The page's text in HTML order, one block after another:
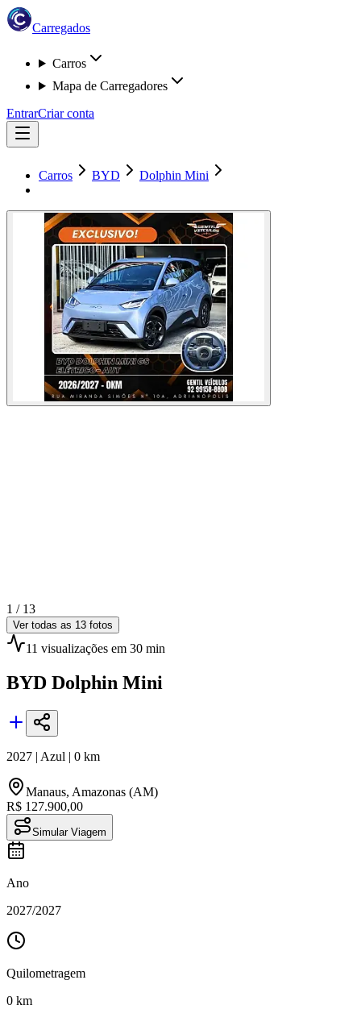
Carregados
Carros
Mapa de Carregadores
EntrarCriar conta
Carros BYD Dolphin Mini
1 / 13
Ver todas as 13 fotos
11 visualizações em 30 min
BYD Dolphin Mini
2027 | Azul | 0 km
Manaus, Amazonas (AM)
R$ 127.900,00
Simular Viagem
Ano
2027/2027
Quilometragem
0 km